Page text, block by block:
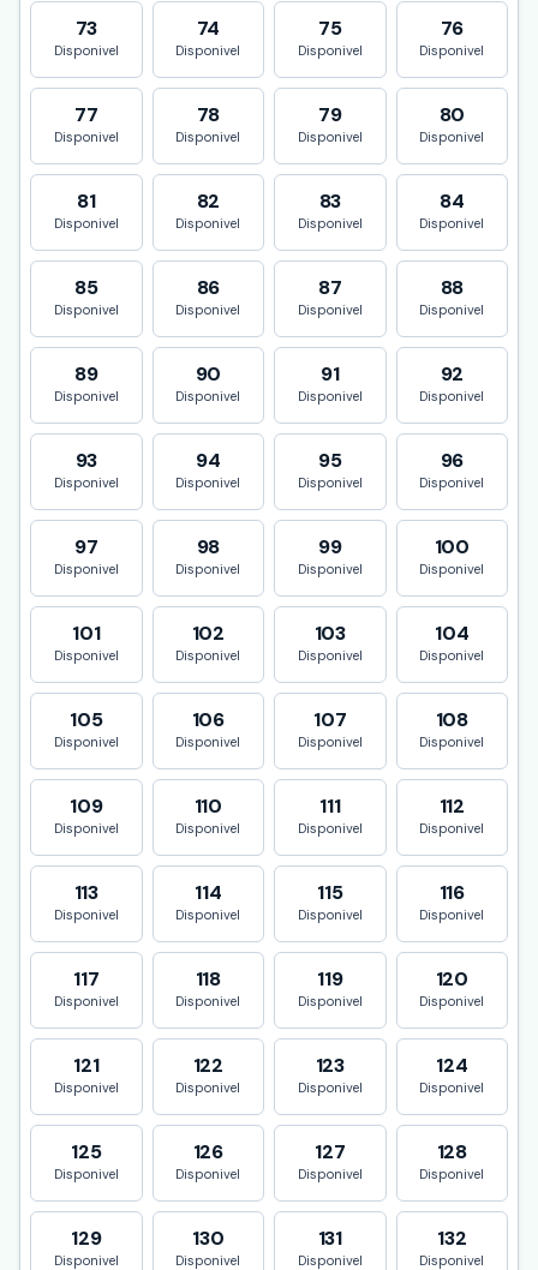
73
Disponivel
74
Disponivel
75
Disponivel
76
Disponivel
77
Disponivel
78
Disponivel
79
Disponivel
80
Disponivel
81
Disponivel
82
Disponivel
83
Disponivel
84
Disponivel
85
Disponivel
86
Disponivel
87
Disponivel
88
Disponivel
89
Disponivel
90
Disponivel
91
Disponivel
92
Disponivel
93
Disponivel
94
Disponivel
95
Disponivel
96
Disponivel
97
Disponivel
98
Disponivel
99
Disponivel
100
Disponivel
101
Disponivel
102
Disponivel
103
Disponivel
104
Disponivel
105
Disponivel
106
Disponivel
107
Disponivel
108
Disponivel
109
Disponivel
110
Disponivel
111
Disponivel
112
Disponivel
113
Disponivel
114
Disponivel
115
Disponivel
116
Disponivel
117
Disponivel
118
Disponivel
119
Disponivel
120
Disponivel
121
Disponivel
122
Disponivel
123
Disponivel
124
Disponivel
125
Disponivel
126
Disponivel
127
Disponivel
128
Disponivel
129
Disponivel
130
Disponivel
131
Disponivel
132
Disponivel